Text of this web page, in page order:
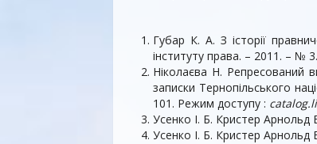
Губар К. А. З історії
інституту права. – 2011. – №
Ніколаєва Н. Репресований
записки Тернопільського
101. Режим доступу :
Усенко І. Б. Кристер Арнольд
Усенко І. Б. Кристер Арнольд